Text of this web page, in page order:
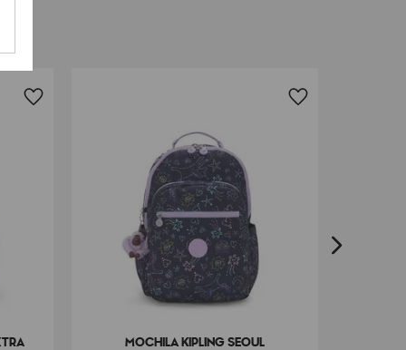
MOCHILA KIPLING SEOUL